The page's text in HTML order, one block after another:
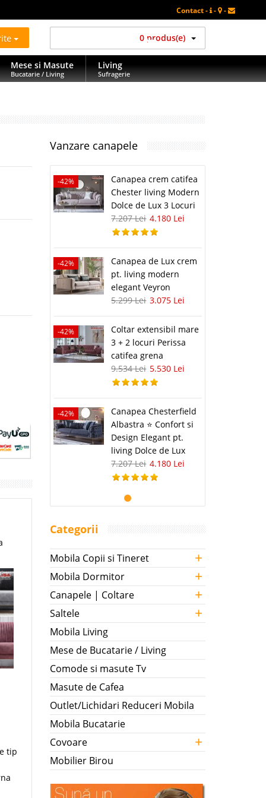
Contact - - -
0 produs(e)
Mese si Masute
Bucatarie / Living
Living
Sufragerie
tip
Vanzare canapele
-42%
Canapea crem catifea
Chester living Modern
Dolce de Lux 3 Locuri
7.207 Lei 4.180 Lei
-42%
Canapea de Lux crem
pt. living modern
elegant Veyron
5.299 Lei 3.075 Lei
-42%
Coltar extensibil mare
3 + 2 locuri Perissa
catifea grena
9.534 Lei 5.530 Lei
-42%
Canapea Chesterfield
Albastra ⭐ Confort si
Design Elegant pt.
living Dolce de Lux
7.207 Lei 4.180 Lei
Categorii
Mobila Copii si Tineret +
Mobila Dormitor +
Canapele | Coltare +
Saltele +
Mobila Living
Mese de Bucatarie / Living
Comode si masute Tv
Masute de Cafea
Outlet/Lichidari Reduceri Mobila
Mobila Bucatarie
Covoare
+
Mobilier Birou